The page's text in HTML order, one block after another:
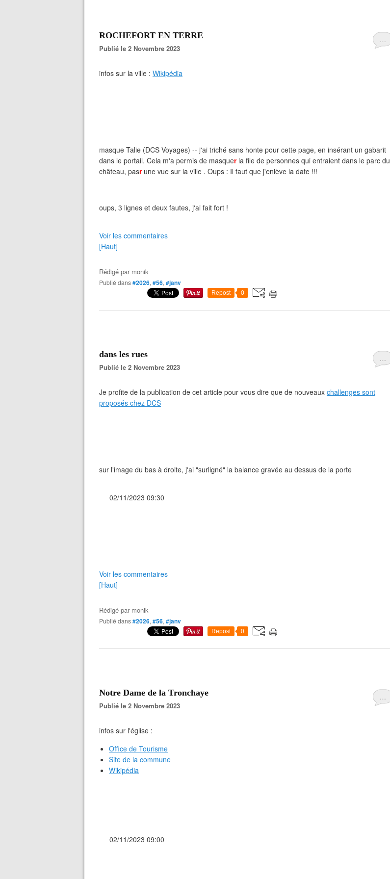
…
ROCHEFORT EN TERRE
Publié le 2 Novembre 2023
infos sur la ville : Wikipédia
masque Talie (DCS Voyages) -- j'ai triché sans honte pour cette page, en insérant un gabarit
dans le portail. Cela m'a permis de masquer la file de personnes qui entraient dans le parc du
château, pasrune vue sur la ville . Oups : Il faut que j'enlève la date !!!
oups, 3 lignes et deux fautes, j'ai fait fort !
Voir les commentaires
[Haut]
Rédigé par monik
Publié dans#2026, #56, #janv
Repost 0
…
dans les rues
Publié le 2 Novembre 2023
Je profite de la publication de cet article pour vous dire que de nouveaux challenges sont
proposés chez DCS
sur l'image du bas à droite, j'ai "surligné" la balance gravée au dessus de la porte
02/11/2023 09:30
Voir les commentaires
[Haut]
Rédigé par monik
Publié dans#2026, #56, #janv
Repost 0
…
Notre Dame de la Tronchaye
Publié le 2 Novembre 2023
infos sur l'église :
Office de Tourisme
Site de la commune
Wikipédia
02/11/2023 09:00